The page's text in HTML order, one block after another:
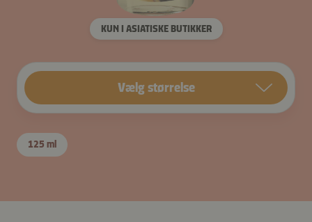
KUN I ASIATISKE BUTIKKER
Vælg størrelse
125 ml